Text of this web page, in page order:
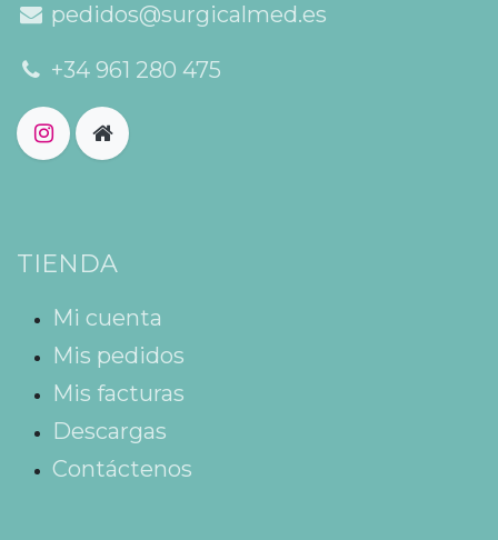
pedidos@surgicalmed.es
+34 961 280 475
TIENDA
Mi cuenta
Mis pedidos
Mis facturas
Descargas
Contáctenos